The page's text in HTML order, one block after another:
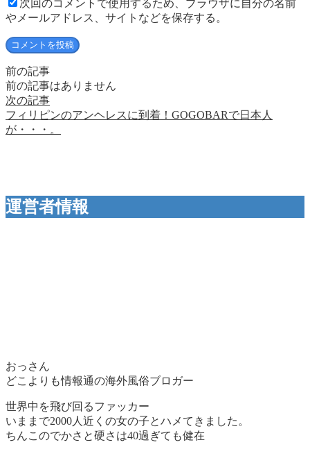
次回のコメントで使用するため、ブラウザに自分の名前
やメールアドレス、サイトなどを保存する。
前の記事
前の記事はありません
次の記事
フィリピンのアンヘレスに到着！GOGOBARで日本人
が・・・。
運営者情報
おっさん
どこよりも情報通の海外風俗ブロガー
世界中を飛び回るファッカー
いままで2000人近くの女の子とハメてきました。
ちんこのでかさと硬さは40過ぎても健在